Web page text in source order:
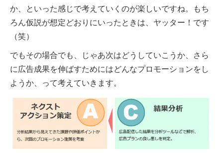
か、といった感じで考えていくのが楽しいですね。もち
ろん仮説が想定どおりにいったときは、ヤッター！です
（笑）
でもその場合でも、じゃあ次はどうしていこうか、さら
に広告成果を伸ばすためにはどんなプロモーションをし
ようか、って考えていきます。